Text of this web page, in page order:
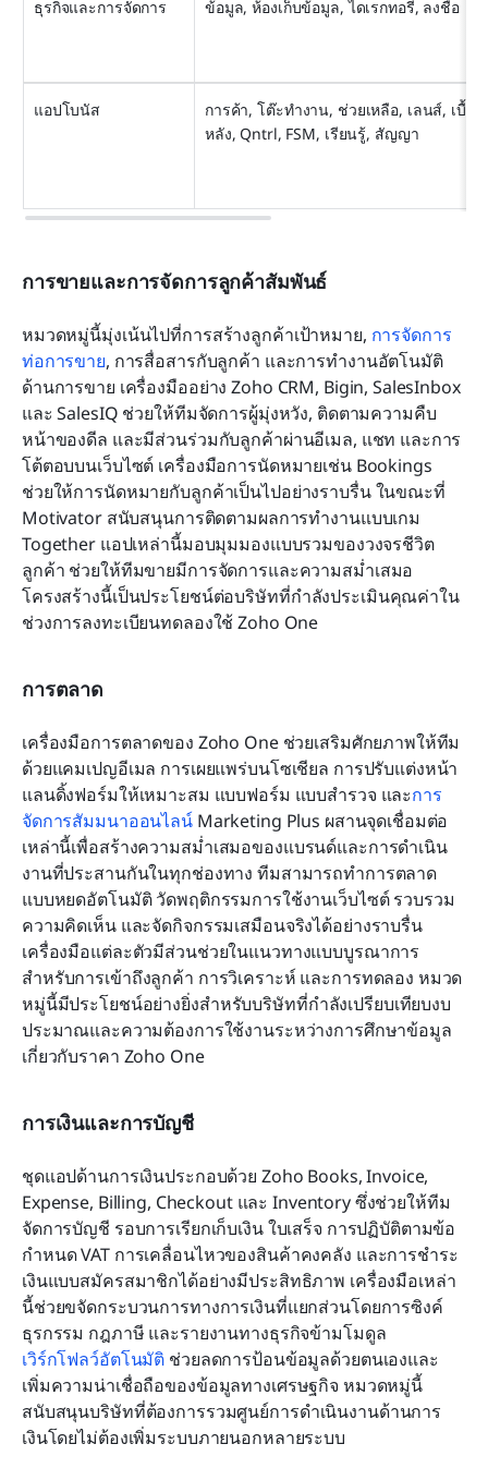
ธุรกิจและการจัดการ ข้อมูล, ห้องเก็บข้อมูล, ไดเรกทอรี, ลงชื่อ
แอปโบนัส
การค้า, โต๊ะทำงาน, ช่วยเหลือ, เลนส์, เบื้อง
หลัง, Qntrl, FSM, เรียนรู้, สัญญา
การขายและการจัดการลูกค้าสัมพันธ์
หมวดหมู่นี้มุ่งเน้นไปที่การสร้างลูกค้าเป้าหมาย, การจัดการ
ท่อการขาย, การสื่อสารกับลูกค้า และการทำงานอัตโนมัติ
ด้านการขาย เครื่องมืออย่าง Zoho CRM, Bigin, SalesInbox
และ SalesIQ ช่วยให้ทีมจัดการผู้มุ่งหวัง, ติดตามความคืบ
หน้าของดีล และมีส่วนร่วมกับลูกค้าผ่านอีเมล, แชท และการ
โต้ตอบบนเว็บไซต์ เครื่องมือการนัดหมายเช่น Bookings
ช่วยให้การนัดหมายกับลูกค้าเป็นไปอย่างราบรื่น ในขณะที่
Motivator สนับสนุนการติดตามผลการทำงานแบบเกม
Together แอปเหล่านี้มอบมุมมองแบบรวมของวงจรชีวิต
ลูกค้า ช่วยให้ทีมขายมีการจัดการและความสม่ำเสมอ
โครงสร้างนี้เป็นประโยชน์ต่อบริษัทที่กำลังประเมินคุณค่าใน
ช่วงการลงทะเบียนทดลองใช้ Zoho One
การตลาด
เครื่องมือการตลาดของ Zoho One ช่วยเสริมศักยภาพให้ทีม
ด้วยแคมเปญอีเมล การเผยแพร่บนโซเชียล การปรับแต่งหน้า
แลนดิ้งฟอร์มให้เหมาะสม แบบฟอร์ม แบบสำรวจ และการ
จัดการสัมมนาออนไลน์ Marketing Plus ผสานจุดเชื่อมต่อ
เหล่านี้เพื่อสร้างความสม่ำเสมอของแบรนด์และการดำเนิน
งานที่ประสานกันในทุกช่องทาง ทีมสามารถทำการตลาด
แบบหยดอัตโนมัติ วัดพฤติกรรมการใช้งานเว็บไซต์ รวบรวม
ความคิดเห็น และจัดกิจกรรมเสมือนจริงได้อย่างราบรื่น
เครื่องมือแต่ละตัวมีส่วนช่วยในแนวทางแบบบูรณาการ
สำหรับการเข้าถึงลูกค้า การวิเคราะห์ และการทดลอง หมวด
หมู่นี้มีประโยชน์อย่างยิ่งสำหรับบริษัทที่กำลังเปรียบเทียบงบ
ประมาณและความต้องการใช้งานระหว่างการศึกษาข้อมูล
เกี่ยวกับราคา Zoho One
การเงินและการบัญชี
ชุดแอปด้านการเงินประกอบด้วย Zoho Books, Invoice,
Expense, Billing, Checkout และ Inventory ซึ่งช่วยให้ทีม
จัดการบัญชี รอบการเรียกเก็บเงิน ใบเสร็จ การปฏิบัติตามข้อ
กำหนด VAT การเคลื่อนไหวของสินค้าคงคลัง และการชำระ
เงินแบบสมัครสมาชิกได้อย่างมีประสิทธิภาพ เครื่องมือเหล่า
นี้ช่วยขจัดกระบวนการทางการเงินที่แยกส่วนโดยการซิงค์
เวิร์กโฟลว์อัตโนมัติ ช่วยลดการป้อนข้อมูลด้วยตนเองและ
เพิ่มความน่าเชื่อถือของข้อมูลทางเศรษฐกิจ หมวดหมู่นี้
สนับสนุนบริษัทที่ต้องการรวมศูนย์การดำเนินงานด้านการ
เงินโดยไม่ต้องเพิ่มระบบภายนอกหลายระบบ